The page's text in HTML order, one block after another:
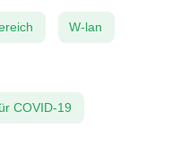
W-lan
COVID-19